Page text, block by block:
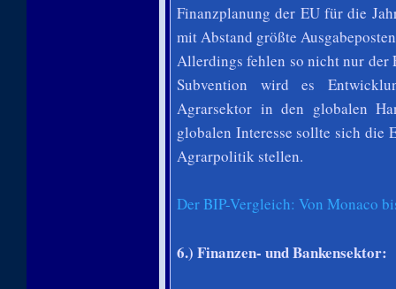
Finanzplanung der EU für die
mit Abstand größte
Allerdings fehlen so nicht nur der
Subvention wird es
Agrarsektor in den globalen
globalen Interesse sollte sich die
Agrarpolitik stellen.
Der BIP-Vergleich: Von Monaco
6.) Finanzen- und Bankensektor: